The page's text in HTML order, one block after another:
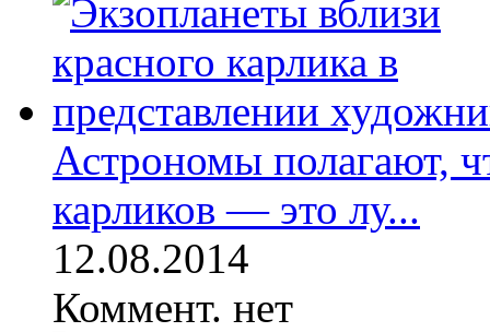
Астрономы полагают,
карликов — это лу...
12.08.2014
Коммент. нет